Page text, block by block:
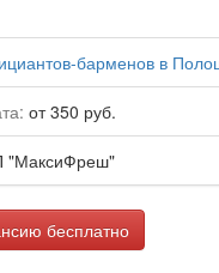
барменов в
от 350 руб.
"МаксиФреш"
бесплатно